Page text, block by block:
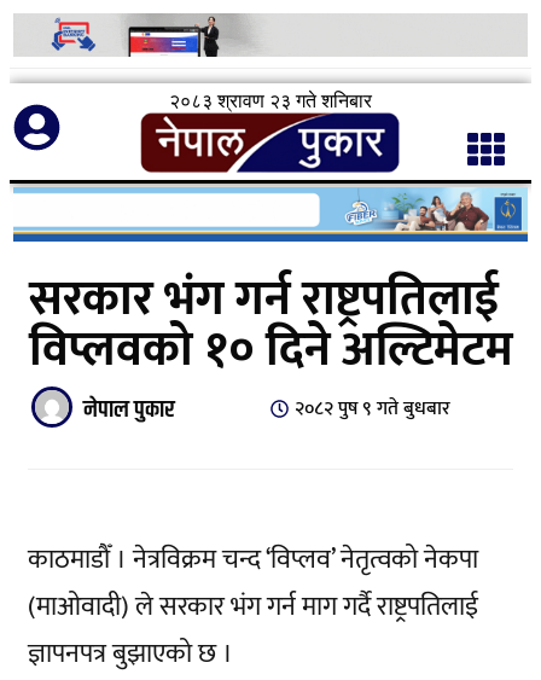
२०८३ श्रावण २३ गते शनिबार
सरकार भंग गर्न राष्ट्रपतिलाई
विप्लवको १० दिने अल्टिमेटम
नेपाल पुकार २०८२ पुष ९ गते बुधबार
काठमाडौँ । नेत्रविक्रम चन्द ‘विप्लव’ नेतृत्वको नेकपा
(माओवादी) ले सरकार भंग गर्न माग गर्दै राष्ट्रपतिलाई
ज्ञापनपत्र बुझाएको छ ।